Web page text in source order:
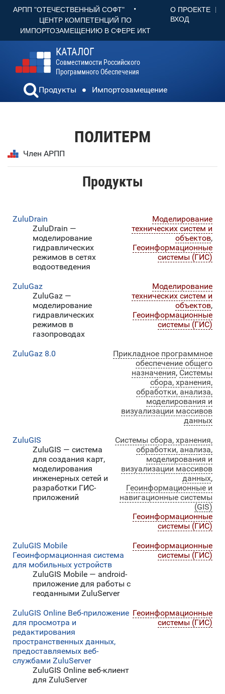
АРПП "ОТЕЧЕСТВЕННЫЙ СОФТ" •
ЦЕНТР КОМПЕТЕНЦИЙ ПО
ИМПОРТОЗАМЕЩЕНИЮ В СФЕРЕ ИКТ
О ПРОЕКТЕ
ВХОД
КАТАЛОГ
Совместимости Российского
Программного Обеспечения
Продукты Импортозамещение
ПОЛИТЕРМ
Член АРПП
Продукты
ZuluDrain
ZuluDrain —
моделирование
гидравлических
режимов в сетях
водоотведения
Моделирование
технических систем и
объектов,
Геоинформационные
системы (ГИС)
ZuluGaz
ZuluGaz —
моделирование
гидравлических
режимов в
газопроводах
Моделирование
технических систем и
объектов,
Геоинформационные
системы (ГИС)
ZuluGaz 8.0
Прикладное программное
обеспечение общего
назначения, Системы
сбора, хранения,
обработки, анализа,
моделирования и
визуализации массивов
данных
ZuluGIS
ZuluGIS — система
для создания карт,
моделирования
инженерных сетей и
разработки ГИС-
приложений
Системы сбора, хранения,
обработки, анализа,
моделирования и
визуализации массивов
данных,
Геоинформационные и
навигационные системы
(GIS)
Геоинформационные
системы (ГИС)
ZuluGIS Mobile
Геоинформационная система
для мобильных устройств
ZuluGIS Mobile — android-
приложение для работы с
геоданными ZuluServer
Геоинформационные
системы (ГИС)
ZuluGIS Online Веб-приложение
для просмотра и
редактирования
пространственных данных,
предоставляемых веб-
службами ZuluServer
ZuluGIS Online веб-клиент
для ZuluServer
Геоинформационные
системы (ГИС)